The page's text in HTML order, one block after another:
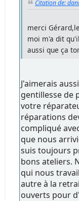
Citation de:
merci
moi m'a dit
aussi que ça
J'aimerais
gentillesse de
votre
réparations
compliqué
que nous
suis toujours
bons ateliers.
qui nous
autre à la
ouverts pour